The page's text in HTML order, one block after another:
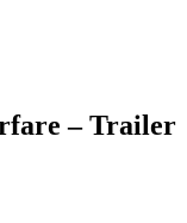
– Trailer